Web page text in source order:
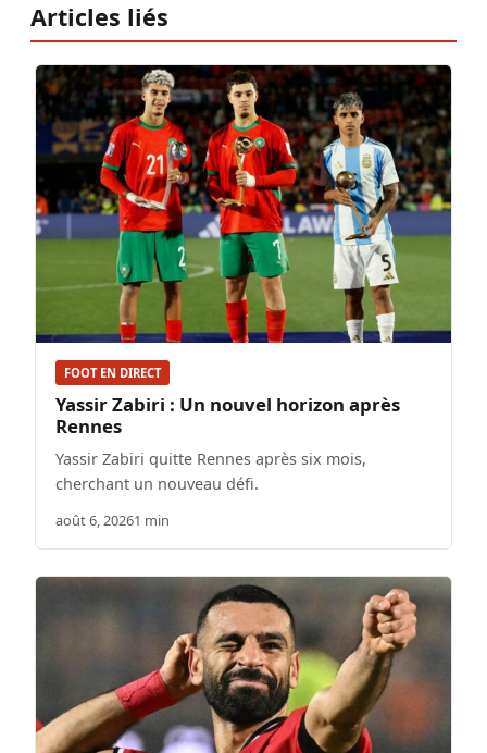
Articles liés
FOOT EN DIRECT
Yassir Zabiri : Un nouvel horizon après
Rennes
Yassir Zabiri quitte Rennes après six mois,
cherchant un nouveau défi.
août 6, 20261 min